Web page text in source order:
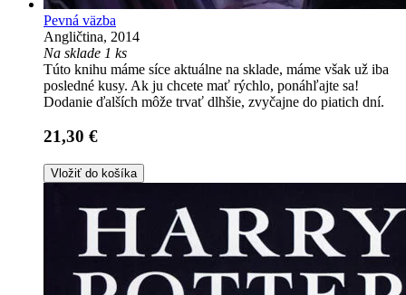
Pevná väzba
Angličtina, 2014
Na sklade 1 ks
Túto knihu máme síce aktuálne na sklade, máme však už iba
posledné kusy. Ak ju chcete mať rýchlo, ponáhľajte sa!
Dodanie ďalších môže trvať dlhšie, zvyčajne do piatich dní.
21,30 €
Vložiť do košíka